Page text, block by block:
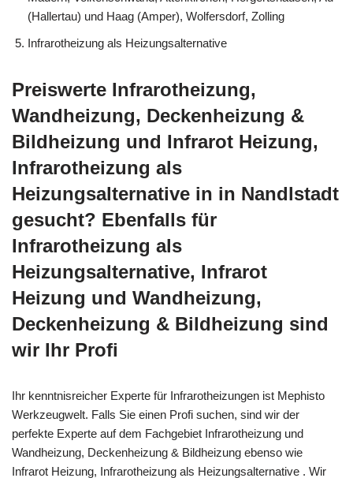
(Hallertau) und Haag (Amper), Wolfersdorf, Zolling
Infrarotheizung als Heizungsalternative
Preiswerte Infrarotheizung,
Wandheizung, Deckenheizung &
Bildheizung und Infrarot Heizung,
Infrarotheizung als
Heizungsalternative in in Nandlstadt
gesucht? Ebenfalls für
Infrarotheizung als
Heizungsalternative, Infrarot
Heizung und Wandheizung,
Deckenheizung & Bildheizung sind
wir Ihr Profi
Ihr kenntnisreicher Experte für Infrarotheizungen ist Mephisto
Werkzeugwelt. Falls Sie einen Profi suchen, sind wir der
perfekte Experte auf dem Fachgebiet Infrarotheizung und
Wandheizung, Deckenheizung & Bildheizung ebenso wie
Infrarot Heizung, Infrarotheizung als Heizungsalternative . Wir